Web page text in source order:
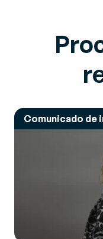
Comunicado de